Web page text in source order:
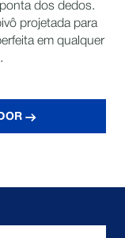
dos dedos.
projetada para
em qualquer